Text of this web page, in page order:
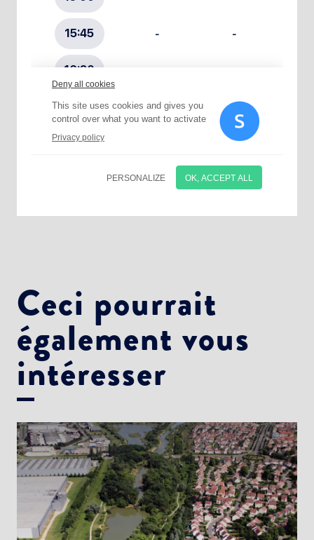
Ceci pourrait
également vous
intéresser
Choisissez votre abonnement :
Alertes Mail
Newsletter Culture